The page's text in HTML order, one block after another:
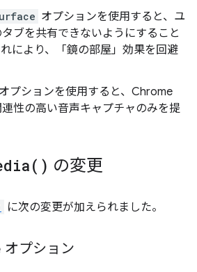
オプションを使用すると、ユ
ブを共有できないようにすること
により、「鏡の部屋」効果を回避
オプションを使用すると、Chrome
性の高い音声キャプチャのみを提
) の変更
に次の変更が加えられました。
オプション